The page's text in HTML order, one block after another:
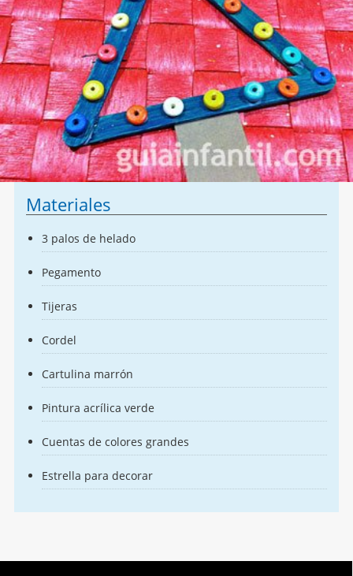
Materiales
3 palos de helado
Pegamento
Tijeras
Cordel
Cartulina marrón
Pintura acrílica verde
Cuentas de colores grandes
Estrella para decorar